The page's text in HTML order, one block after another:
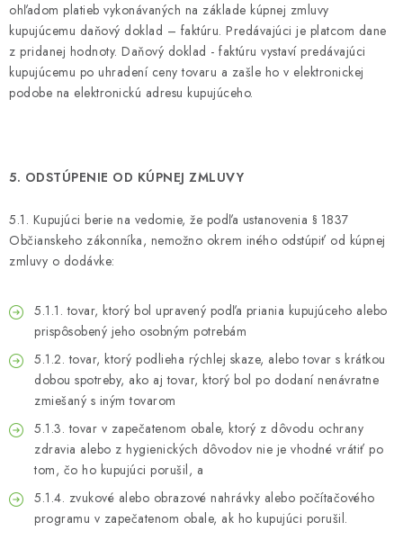
ohľadom platieb vykonávaných na základe kúpnej zmluvy
kupujúcemu daňový doklad – faktúru. Predávajúci je platcom dane
z pridanej hodnoty. Daňový doklad - faktúru vystaví predávajúci
kupujúcemu po uhradení ceny tovaru a zašle ho v elektronickej
podobe na elektronickú adresu kupujúceho.
5. ODSTÚPENIE OD KÚPNEJ ZMLUVY
5.1. Kupujúci berie na vedomie, že podľa ustanovenia § 1837
Občianskeho zákonníka, nemožno okrem iného odstúpiť od kúpnej
zmluvy o dodávke:
5.1.1. tovar, ktorý bol upravený podľa priania kupujúceho alebo
prispôsobený jeho osobným potrebám
5.1.2. tovar, ktorý podlieha rýchlej skaze, alebo tovar s krátkou
dobou spotreby, ako aj tovar, ktorý bol po dodaní nenávratne
zmiešaný s iným tovarom
5.1.3. tovar v zapečatenom obale, ktorý z dôvodu ochrany
zdravia alebo z hygienických dôvodov nie je vhodné vrátiť po
tom, čo ho kupujúci porušil, a
5.1.4. zvukové alebo obrazové nahrávky alebo počítačového
programu v zapečatenom obale, ak ho kupujúci porušil.